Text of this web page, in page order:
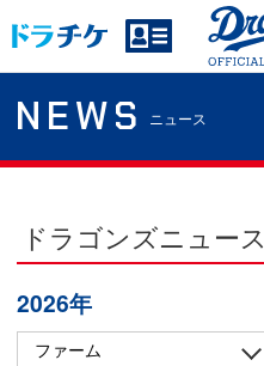
NEWS ニュース
ドラゴンズニュース
2026年